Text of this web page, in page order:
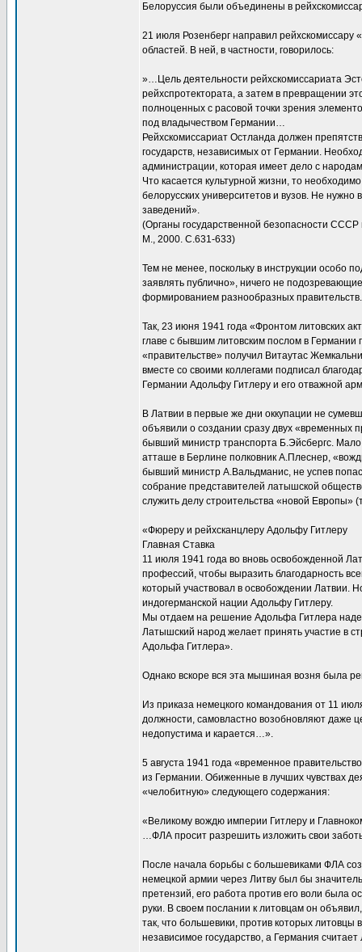
Белоруссия были объединены в
21 июля Розенберг направил
областей. В ней, в частности, говорилось:
»…Цель деятельности рейхскомиссариата
рейхспротектората, а затем в превращении
полноценных с расовой точки зрения
под владычеством Германии…
Рейхскомиссариат Остланда должен
государств, независимых от Германии.
администрации, которая имеет дело с
Что касается культурной жизни, то
белорусских университетов и вузов. Не
заведений».
(Органы государственной безопасности
М., 2000. С.631-633)
Тем не менее, поскольку в инструкции особо
заявлять публично», ничего не
формированием разнообразных правительств.
Так, 23 июня 1941 года «Фронтом литовских
главе с бывшим литовским послом в Германии
«правительстве» получил Витаутас
вместе со своими коллегами подписал
Германии Адольфу Гитлеру и его отважной
В Латвии в первые же дни оккупации не
объявили о создании сразу двух «временных
бывший министр транспорта Б.Эйсбергс.
атташе в Берлине полковник А.Плеснер,
бывший министр А.Вальдманис, не успев
собрание представителей латышской
служить делу строительства «новой Европы»
«Фюреру и рейхсканцлеру Адольфу Гитлеру
Главная Ставка
11 июля 1941 года во вновь освобожденной
профессий, чтобы выразить благодарность
который участвовал в освобождении Латвии.
индогерманской нации Адольфу Гитлеру.
Мы отдаем на решение Адольфа Гитлера
Латышский народ желает принять участие в
Адольфа Гитлера».
Однако вскоре вся эта мышиная возня была
Из приказа немецкого командования от 11
должности, самовластно возобновляют даже
недопустима и карается…».
5 августа 1941 года «временное
из Германии. Обиженные в лучших чувствах
«челобитную» следующего содержания:
«Великому вождю империи Гитлеру и
…ФЛА просит разрешить изложить свои
После начала борьбы с большевиками ФЛА
немецкой армии через Литву был бы
претензий, его работа против его воли была
руки. В своем послании к литовцам он
так, что большевики, против которых литовцы
независимое государство, а Германия